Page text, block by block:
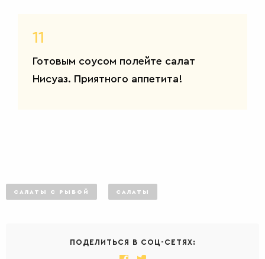
ДЕСЕРТЫ
11
Готовым соусом полейте салат
Нисуаз. Приятного аппетита!
САЛАТЫ С РЫБОЙ САЛАТЫ
ПОДЕЛИТЬСЯ В СОЦ-СЕТЯХ: